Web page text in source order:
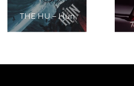
THE HU – Hun